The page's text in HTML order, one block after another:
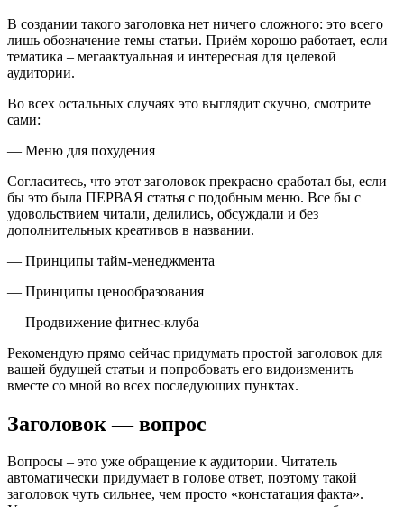
В создании такого заголовка нет ничего сложного: это всего
лишь обозначение темы статьи. Приём хорошо работает, если
тематика – мегаактуальная и интересная для целевой
аудитории.
Во всех остальных случаях это выглядит скучно, смотрите
сами:
— Меню для похудения
Согласитесь, что этот заголовок прекрасно сработал бы, если
бы это была ПЕРВАЯ статья с подобным меню. Все бы с
удовольствием читали, делились, обсуждали и без
дополнительных креативов в названии.
— Принципы тайм-менеджмента
— Принципы ценообразования
— Продвижение фитнес-клуба
Рекомендую прямо сейчас придумать простой заголовок для
вашей будущей статьи и попробовать его видоизменить
вместе со мной во всех последующих пунктах.
Заголовок — вопрос
Вопросы – это уже обращение к аудитории. Читатель
автоматически придумает в голове ответ, поэтому такой
заголовок чуть сильнее, чем просто «констатация факта».